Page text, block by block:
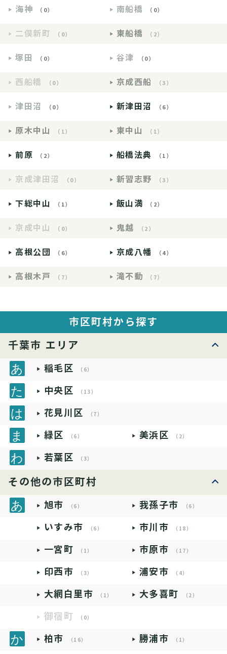
海神 （0） 南船橋 （0）
二俣新町 （0） 東船橋 （2）
塚田 （0） 谷津 （0）
西船橋 （0） 京成西船 （3）
津田沼 （0） 新津田沼 （6）
原木中山 （1） 東中山 （1）
前原 （2） 船橋法典 （1）
京成津田沼 （0） 新習志野 （3）
下総中山 （1） 飯山満 （2）
京成中山 （0） 鬼越 （2）
高根公団 （6） 京成八幡 （4）
高根木戸 （7） 滝不動 （7）
市区町村から探す
千葉市 エリア
稲毛区 （6）
中央区 （13）
花見川区 （7）
緑区 （6） 美浜区 （2）
若葉区 （3）
その他の市区町村
旭市 （6） 我孫子市 （6）
いすみ市 （6） 市川市 （18）
一宮町 （1） 市原市 （17）
印西市 （3） 浦安市 （4）
大網白里市 （1） 大多喜町 （2）
御宿町 （0）
柏市 （16） 勝浦市 （1）